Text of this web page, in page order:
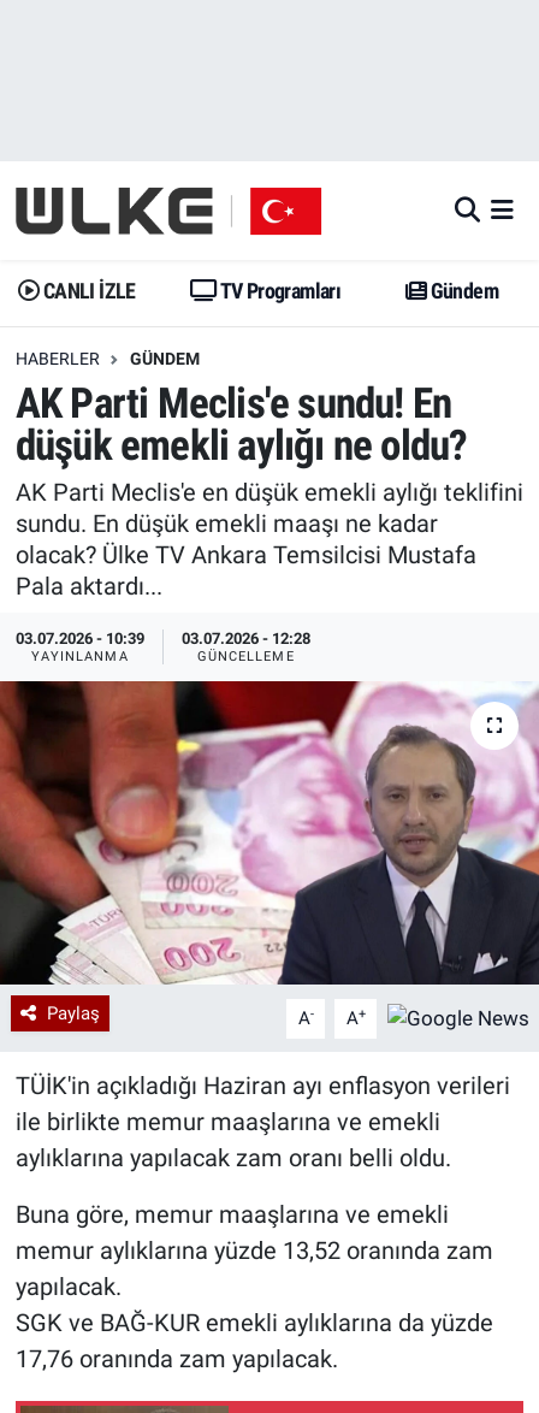
CANLI İZLE TV Programları Gündem
HABERLER GÜNDEM
AK Parti Meclis'e sundu! En
düşük emekli aylığı ne oldu?
AK Parti Meclis'e en düşük emekli aylığı teklifini
sundu. En düşük emekli maaşı ne kadar
olacak? Ülke TV Ankara Temsilcisi Mustafa
Pala aktardı...
03.07.2026 - 10:39
YAYINLANMA
03.07.2026 - 12:28
GÜNCELLEME
Paylaş A- A+
TÜİK'in açıkladığı Haziran ayı enflasyon verileri
ile birlikte memur maaşlarına ve emekli
aylıklarına yapılacak zam oranı belli oldu.
Buna göre, memur maaşlarına ve emekli
memur aylıklarına yüzde 13,52 oranında zam
yapılacak.
SGK ve BAĞ-KUR emekli aylıklarına da yüzde
17,76 oranında zam yapılacak.
Gündem
Dünya
Erişim Bilgileri
Ekonomi
Trend
Özel Haberler
Yazarlar
Gündem
Trend
Erişim Bilgileri
Spor
Ekonomi
Dünya
Medya
Özel Haberler
Erişim Bilgileri
Sağlık
Teknoloji
Ramazan
İstanbul Namaz Vakitleri
Trafik Durumu
Erişim Bilgileri
Tüm Manşetler
Son Dakika Haberleri
Haber Arşivi